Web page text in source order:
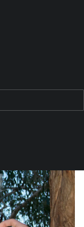
so gesehen